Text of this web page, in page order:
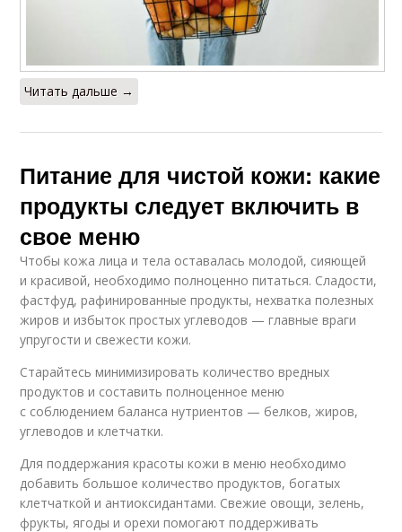
Читать дальше →
Питание для чистой кожи: какие
продукты следует включить в
свое меню
Чтобы кожа лица и тела оставалась молодой, сияющей
и красивой, необходимо полноценно питаться. Сладости,
фастфуд, рафинированные продукты, нехватка полезных
жиров и избыток простых углеводов — главные враги
упругости и свежести кожи.
Старайтесь минимизировать количество вредных
продуктов и составить полноценное меню
с соблюдением баланса нутриентов — белков, жиров,
углеводов и клетчатки.
Для поддержания красоты кожи в меню необходимо
добавить большое количество продуктов, богатых
клетчаткой и антиоксидантами. Свежие овощи, зелень,
фрукты, ягоды и орехи помогают поддерживать